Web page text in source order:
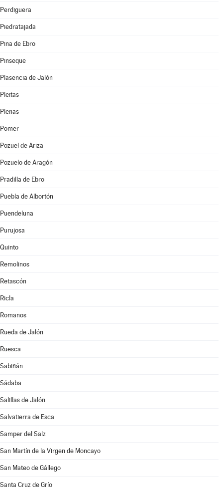
Perdiguera
Piedratajada
Pina de Ebro
Pinseque
Plasencia de Jalón
Pleitas
Plenas
Pomer
Pozuel de Ariza
Pozuelo de Aragón
Pradilla de Ebro
Puebla de Albortón
Puendeluna
Purujosa
Quinto
Remolinos
Retascón
Ricla
Romanos
Rueda de Jalón
Ruesca
Sabiñán
Sádaba
Salillas de Jalón
Salvatierra de Esca
Samper del Salz
San Martín de la Virgen de Moncayo
San Mateo de Gállego
Santa Cruz de Grío